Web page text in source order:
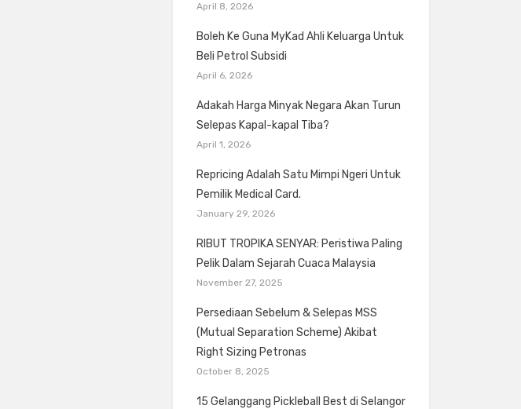
April 8, 2026
Boleh Ke Guna MyKad Ahli Keluarga Untuk
Beli Petrol Subsidi
April 6, 2026
Adakah Harga Minyak Negara Akan Turun
Selepas Kapal-kapal Tiba?
April 1, 2026
Repricing Adalah Satu Mimpi Ngeri Untuk
Pemilik Medical Card.
January 29, 2026
RIBUT TROPIKA SENYAR: Peristiwa Paling
Pelik Dalam Sejarah Cuaca Malaysia
November 27, 2025
Persediaan Sebelum & Selepas MSS
(Mutual Separation Scheme) Akibat
Right Sizing Petronas
October 8, 2025
15 Gelanggang Pickleball Best di Selangor